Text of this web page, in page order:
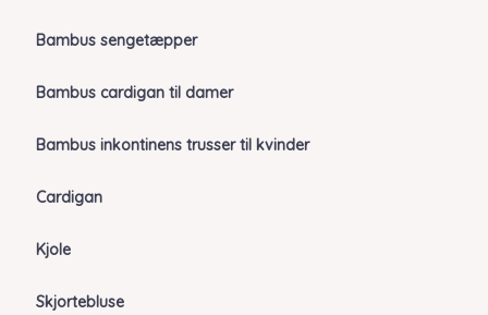
Bambus sengetæpper
Bambus cardigan til damer
Bambus inkontinens trusser til kvinder
Cardigan
Kjole
Skjortebluse